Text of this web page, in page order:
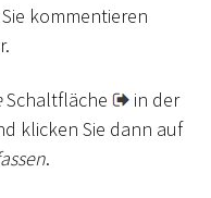
kommentieren
Schaltfläche
in der
klicken Sie dann auf
.